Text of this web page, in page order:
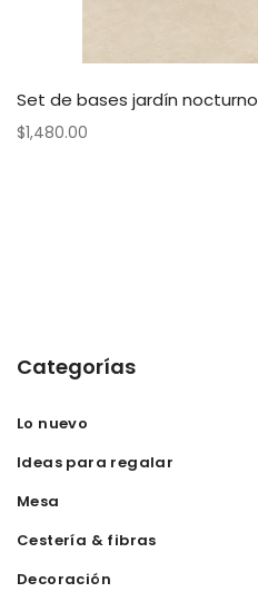
Set de bases jardín nocturno
$1,480.00
Categorías
Lo nuevo
Ideas para regalar
Mesa
Cestería & fibras
Decoración